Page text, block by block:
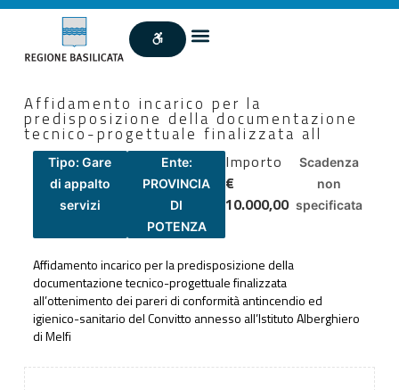
Affidamento incarico per la
predisposizione della documentazione
tecnico-progettuale finalizzata all
Tipo: Gare
di appalto
servizi
Ente:
PROVINCIA
DI
POTENZA
Importo
€
10.000,00
Scadenza
non
specificata
Affidamento incarico per la predisposizione della
documentazione tecnico-progettuale finalizzata
all’ottenimento dei pareri di conformità antincendio ed
igienico-sanitario del Convitto annesso all’Istituto Alberghiero
di Melfi